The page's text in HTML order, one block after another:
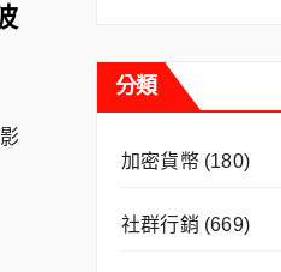
分類
加密貨幣(180)
社群行銷 (669)